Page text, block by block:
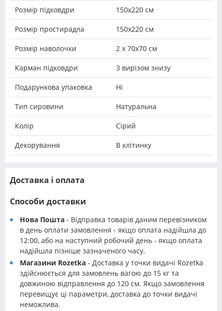
Розмір підковдри 150х220 см
Розмір простирадла 150х220 см
Розмір наволочки 2 х 70х70 см
Карман підковдри З вирізом знизу
Подарункова упаковка Ні
Тип сировини Натуральна
Колір Сірий
Декорування В клітинку
Доставка і оплата
Способи доставки
Нова Пошта - Відправка товарів даним перевізником
в день оплати замовлення - якщо оплата надійшла до
12:00, або на наступний робочий день - якщо оплата
надійшла пізніше зазначеного часу.
Магазини Rozetka - Доставка у точки видачі Rozetka
здійснюється для замовлень вагою до 15 кг та
довжиною відправлення до 120 см. Якщо замовлення
перевищує ці параметри, доставка до точки видачі
неможлива.